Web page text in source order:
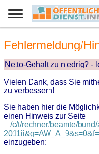
Fehlermeldung/
Netto-Gehalt zu niedrig? -
Vielen Dank, dass Sie
zu verbessern!
Sie haben hier die
einen Hinweis zur Seite
/c/t/rechner/beamte/
einzugeben: